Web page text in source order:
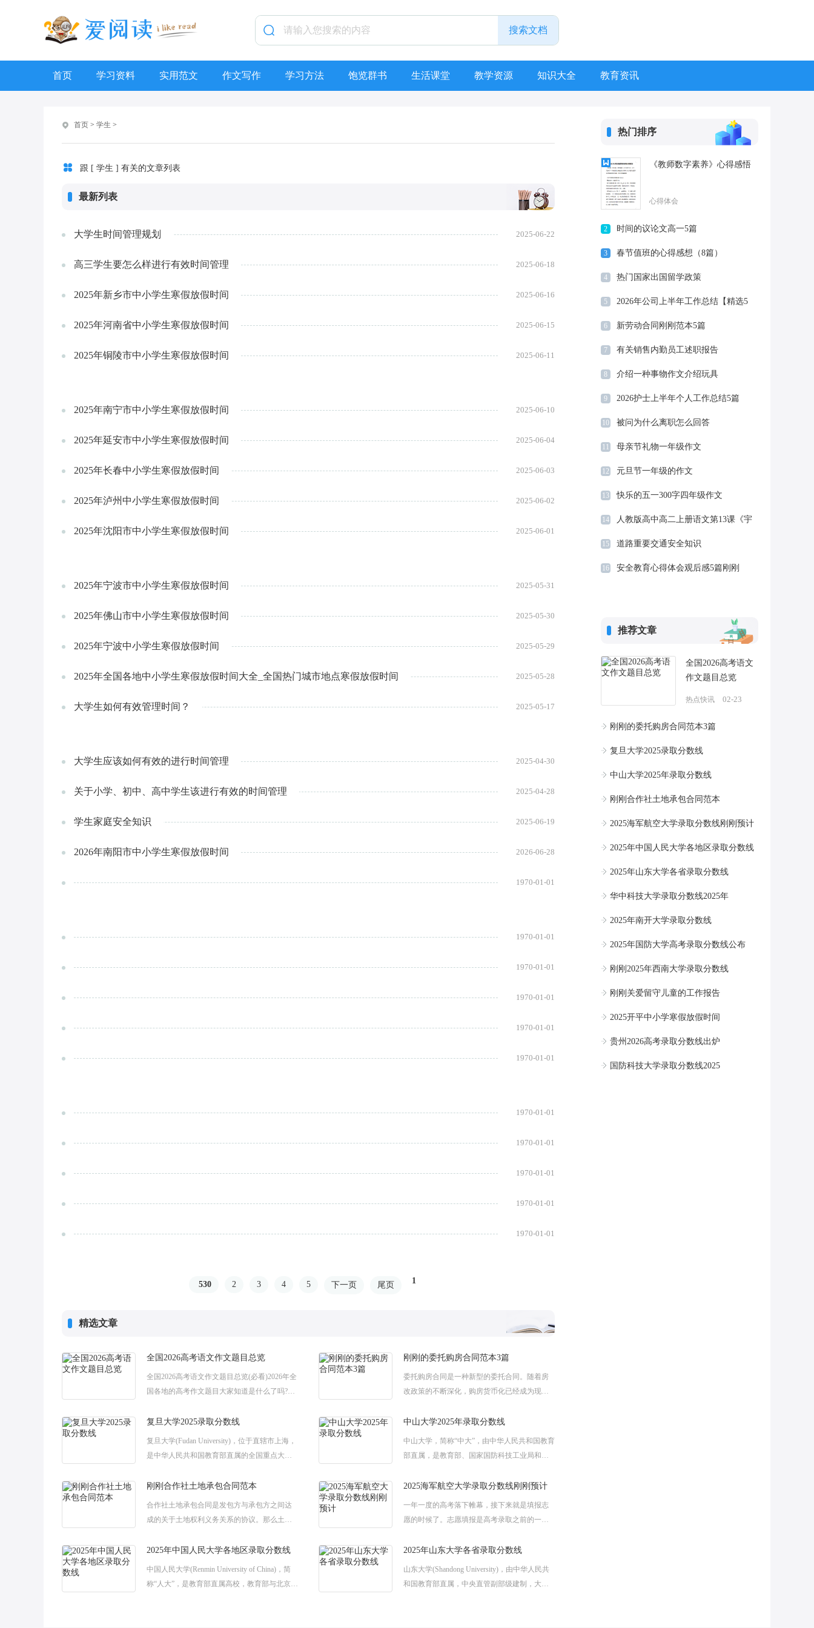
首页 学习资料 实用范文 作文写作 学习方法 饱览群书 生活课堂 教学资源 知识大全 教育资讯
首页 > 学生 >
跟 [ 学生 ] 有关的文章列表
最新列表
大学生时间管理规划 2025-06-22
高三学生要怎么样进行有效时间管理 2025-06-18
2025年新乡市中小学生寒假放假时间 2025-06-16
2025年河南省中小学生寒假放假时间 2025-06-15
2025年铜陵市中小学生寒假放假时间 2025-06-11
2025年南宁市中小学生寒假放假时间 2025-06-10
2025年延安市中小学生寒假放假时间 2025-06-04
2025年长春中小学生寒假放假时间 2025-06-03
2025年泸州中小学生寒假放假时间 2025-06-02
2025年沈阳市中小学生寒假放假时间 2025-06-01
2025年宁波市中小学生寒假放假时间 2025-05-31
2025年佛山市中小学生寒假放假时间 2025-05-30
2025年宁波中小学生寒假放假时间 2025-05-29
2025年全国各地中小学生寒假放假时间大全_全国热门城市地点寒假放假时间 2025-05-28
大学生如何有效管理时间？ 2025-05-17
大学生应该如何有效的进行时间管理 2025-04-30
关于小学、初中、高中学生该进行有效的时间管理 2025-04-28
学生家庭安全知识 2025-06-19
2026年南阳市中小学生寒假放假时间 2026-06-28
1970-01-01
1970-01-01
1970-01-01
1970-01-01
1970-01-01
1970-01-01
1970-01-01
1970-01-01
1970-01-01
1970-01-01
1970-01-01
530 1
2 3 4 5 下一页 尾页
精选文章
全国2026高考语文作文题目总览
全国2026高考语文作文题目总览(必看)2026年全
国各地的高考作文题目大家知道是什么了吗?想
识底蕴和较强的写作功底。下
刚刚的委托购房合同范本3篇
委托购房合同是一种新型的委托合同。随着房
改政策的不断深化，购房货币化已经成为现
房问题。但对于绝大多数人来说，不了解如何
复旦大学2025录取分数线
复旦大学(Fudan University)，位于直辖市上海，
是中华人民共和国教育部直属的全国重点大
复旦大学的高考录取分
中山大学2025年录取分数线
中山大学，简称“中大”，由中华人民共和国教育
部直属，是教育部、国家国防科技工业局和广
2025年的录取分数线是多少呢?下面就
刚刚合作社土地承包合同范本
合作社土地承包合同是发包方与承包方之间达
成的关于土地权利义务关系的协议。那么土地
土地承包合同协议模板，仅供参考，欢迎大
2025海军航空大学录取分数线刚刚预计
一年一度的高考落下帷幕，接下来就是填报志
愿的时候了。志愿填报是高考录取之前的一个
关于今年的海军航空大学录取分数线你们了解
2025年中国人民大学各地区录取分数线
中国人民大学(Renmin University of China)，简
称“人大”，是教育部直属高校，教育部与北京市
2025年山东大学各省录取分数线
山东大学(Shandong University)，由中华人民共
和国教育部直属，中央直管副部级建制，大家
热门排序
《教师数字素养》心得感悟
心得体会
2 时间的议论文高一5篇
3 春节值班的心得感想（8篇）
4 热门国家出国留学政策
5
2026年公司上半年工作总结【精选5
篇】
6 新劳动合同刚刚范本5篇
7 有关销售内勤员工述职报告
8 介绍一种事物作文介绍玩具
9 2026护士上半年个人工作总结5篇
10 被问为什么离职怎么回答
11 母亲节礼物一年级作文
12 元旦节一年级的作文
13 快乐的五一300字四年级作文
14
人教版高中高二上册语文第13课《宇
宙的边疆》教案
15 道路重要交通安全知识
16 安全教育心得体会观后感5篇刚刚
推荐文章
全国2026高考语文
作文题目总览
热点快讯 02-23
刚刚的委托购房合同范本3篇
复旦大学2025录取分数线
中山大学2025年录取分数线
刚刚合作社土地承包合同范本
2025海军航空大学录取分数线刚刚预计
2025年中国人民大学各地区录取分数线
2025年山东大学各省录取分数线
华中科技大学录取分数线2025年
2025年南开大学录取分数线
2025年国防大学高考录取分数线公布
刚刚2025年西南大学录取分数线
刚刚关爱留守儿童的工作报告
2025开平中小学寒假放假时间
贵州2026高考录取分数线出炉
国防科技大学录取分数线2025